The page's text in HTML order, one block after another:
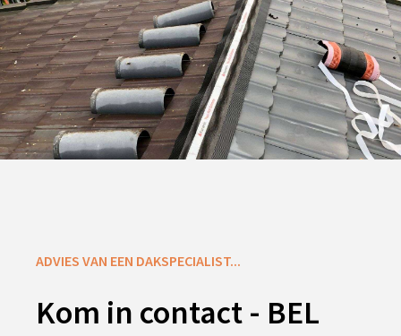
ADVIES VAN EEN DAKSPECIALIST...
Kom in contact - BEL